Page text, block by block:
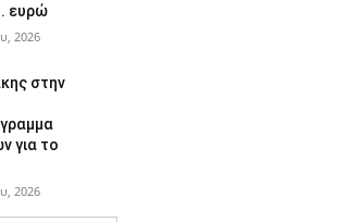
ευρώ
2026
στην
για το
2026